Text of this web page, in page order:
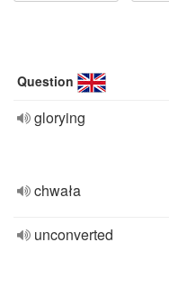
Question
glorying
chwała
unconverted